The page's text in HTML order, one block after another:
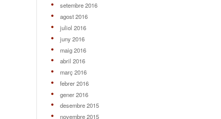
setembre 2016
agost 2016
juliol 2016
juny 2016
maig 2016
abril 2016
març 2016
febrer 2016
gener 2016
desembre 2015
novembre 2015